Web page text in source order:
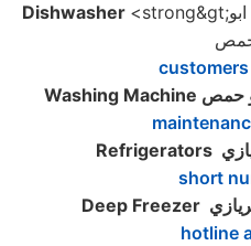
Dishwasher <strong&gt;صيانة غسالة اطباق كريازي ابو
Washing Machine حمص
Refrigerators
short
Deep Freezer
hotline